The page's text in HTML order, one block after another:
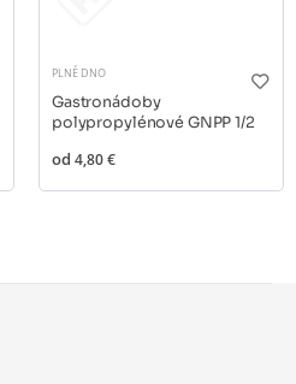
PLNÉ DNO
Gastronádoby
polypropylénové GNPP 1/2
od 4,80 €